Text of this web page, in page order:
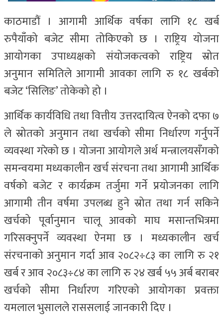
काठमाडौं । आगामी आर्थिक वर्षका लागि १८ खर्ब
रुपैयाँको बजेट सीमा तोकिएको छ । राष्ट्रिय योजना
आयोगका उपाध्यक्षको संयोजकत्वको राष्ट्रिय स्रोत
अनुमान समितिले आगामी आवका लागि रु १८ खर्बको
बजेट ‘सिलिङ’ तोकेको हो ।
आर्थिक कार्यविधि तथा वित्तीय उत्तरदायित्व ऐनको दफा ७
ले स्रोतको अनुमान तथा खर्चको सीमा निर्धारण गर्नुपर्ने
व्यवस्था गरेको छ । योजना आयोगले अर्थ मन्त्रालयसँगको
समन्वयमा मध्यकालीन खर्च संरचना तथा आगामी आर्थिक
वर्षको बजेट र कार्यक्रम तर्जुमा गर्ने प्रयोजनका लागि
आगामी तीन वर्षमा उपलब्ध हुने स्रोत तथा गर्न सकिने
खर्चको पूर्वानुमान चालू आवको माघ मसान्तभित्रमा
गरिसक्नुपर्ने व्यवस्था ऐनमा छ । मध्यकालीन खर्च
संरचनाको अनुमान गर्दा आव २०८२÷८३ का लागि रु २१
खर्ब र आव २०८३÷८४ का लागि रु २४ खर्ब ५५ अर्ब बराबर
खर्चको सीमा निर्धारण गरिएको आयोगका प्रवक्ता
यमलाल भुसालले राससलाई जानकारी दिए ।